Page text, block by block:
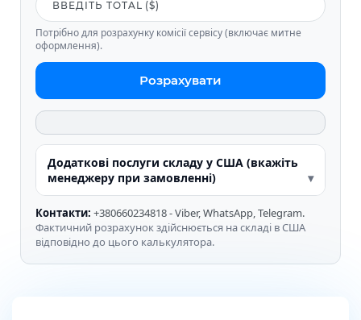
Потрібно для розрахунку комісії сервісу (включає митне
оформлення).
Розрахувати
Додаткові послуги складу у США (вкажіть
менеджеру при замовленні)
Контакти: +380660234818 - Viber, WhatsApp, Telegram.
Фактичний розрахунок здійснюється на складі в США
відповідно до цього калькулятора.